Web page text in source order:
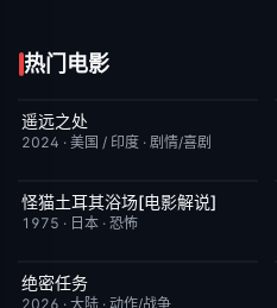
热门电影
今日更新
遥远之处
2024 · 美国 / 印度 · 剧情/喜剧
已完结
怪猫土耳其浴场[电影解说]
1975 · 日本 · 恐怖
昨日更新
绝密任务
2026 · 大陆 · 动作/战争